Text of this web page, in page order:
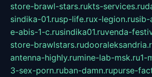
store-brawl-stars.rukts-services.ru
sindika-01.rusp-life.rux-legion.rusib-
e-abis-1-c.rusindika01.ruvenda-
store-brawlstars.ru
antenna-highly.rumine-lab-msk.ru1-
3-sex-porn.ruban-damn.rupurse-